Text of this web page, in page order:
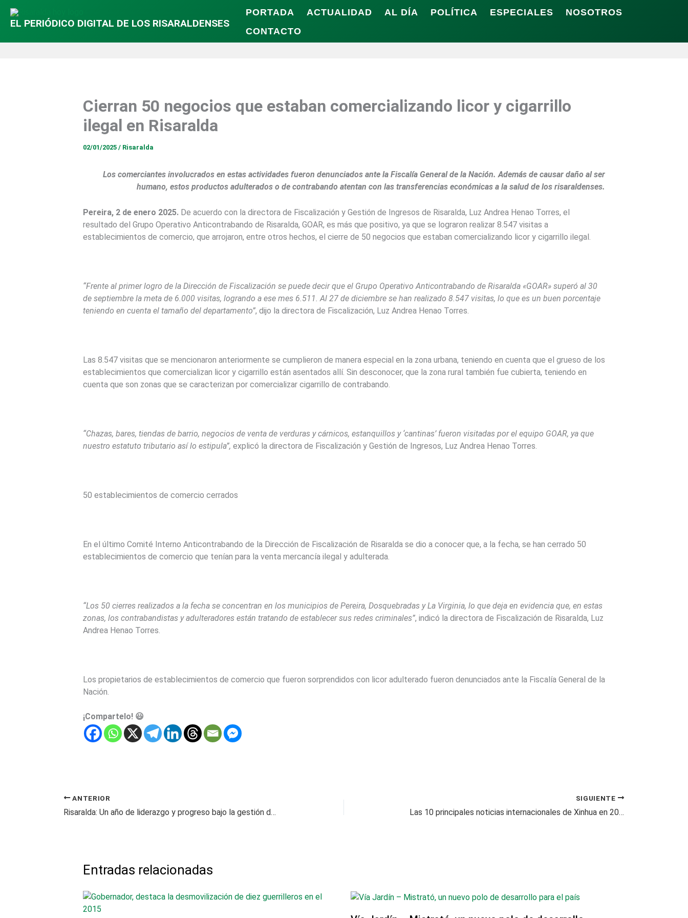
EL PERIÓDICO DIGITAL DE LOS RISARALDENSES
PORTADA ACTUALIDAD AL DÍA POLÍTICA ESPECIALES
NOSOTROS
CONTACTO
Cierran 50 negocios que estaban comercializando licor y cigarrillo
ilegal en Risaralda
02/01/2025 / Risaralda
Los comerciantes involucrados en estas actividades fueron denunciados ante la Fiscalía General de la Nación. Además de causar daño al ser
humano, estos productos adulterados o de contrabando atentan con las transferencias económicas a la salud de los risaraldenses.
Pereira, 2 de enero 2025. De acuerdo con la directora de Fiscalización y Gestión de Ingresos de Risaralda, Luz Andrea Henao Torres, el
resultado del Grupo Operativo Anticontrabando de Risaralda, GOAR, es más que positivo, ya que se lograron realizar 8.547 visitas a
establecimientos de comercio, que arrojaron, entre otros hechos, el cierre de 50 negocios que estaban comercializando licor y cigarrillo ilegal.
“Frente al primer logro de la Dirección de Fiscalización se puede decir que el Grupo Operativo Anticontrabando de Risaralda «GOAR» superó al 30
de septiembre la meta de 6.000 visitas, logrando a ese mes 6.511. Al 27 de diciembre se han realizado 8.547 visitas, lo que es un buen porcentaje
teniendo en cuenta el tamaño del departamento”, dijo la directora de Fiscalización, Luz Andrea Henao Torres.
Las 8.547 visitas que se mencionaron anteriormente se cumplieron de manera especial en la zona urbana, teniendo en cuenta que el grueso de los
establecimientos que comercializan licor y cigarrillo están asentados allí. Sin desconocer, que la zona rural también fue cubierta, teniendo en
cuenta que son zonas que se caracterizan por comercializar cigarrillo de contrabando.
“Chazas, bares, tiendas de barrio, negocios de venta de verduras y cárnicos, estanquillos y ‘cantinas’ fueron visitadas por el equipo GOAR, ya que
nuestro estatuto tributario así lo estipula”, explicó la directora de Fiscalización y Gestión de Ingresos, Luz Andrea Henao Torres.
50 establecimientos de comercio cerrados
En el último Comité Interno Anticontrabando de la Dirección de Fiscalización de Risaralda se dio a conocer que, a la fecha, se han cerrado 50
establecimientos de comercio que tenían para la venta mercancía ilegal y adulterada.
“Los 50 cierres realizados a la fecha se concentran en los municipios de Pereira, Dosquebradas y La Virginia, lo que deja en evidencia que, en estas
zonas, los contrabandistas y adulteradores están tratando de establecer sus redes criminales”, indicó la directora de Fiscalización de Risaralda, Luz
Andrea Henao Torres.
Los propietarios de establecimientos de comercio que fueron sorprendidos con licor adulterado fueron denunciados ante la Fiscalía General de la
Nación.
¡Compartelo! 😃
ANTERIOR
Risaralda: Un año de liderazgo y progreso bajo la gestión de Juan Diego Patiño
SIGUIENTE
Las 10 principales noticias internacionales de Xinhua en 2024
Entradas relacionadas